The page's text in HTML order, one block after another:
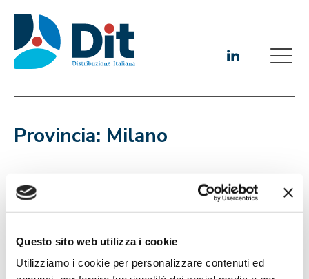
Questo sito web utilizza i cookie
Utilizziamo i cookie per personalizzare contenuti ed
Provincia: Milano